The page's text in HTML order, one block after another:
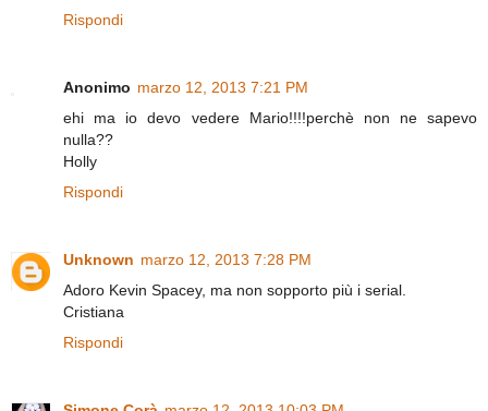
Rispondi
Anonimo marzo 12, 2013 7:21 PM
ehi ma io devo vedere Mario!!!!perchè non ne sapevo
nulla??
Holly
Rispondi
Unknown marzo 12, 2013 7:28 PM
Adoro Kevin Spacey, ma non sopporto più i serial.
Cristiana
Rispondi